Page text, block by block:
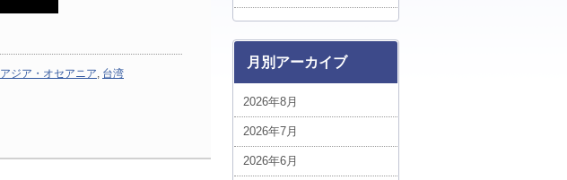
アジア・オセアニア, 台湾
南大東 Minamidaito (1)
ベトナム (1)
ボリビア (3)
中近東・アフリカ (5)
台湾 (5)
エジプト (1)
月別アーカイブ
2026年8月
2026年7月
2026年6月